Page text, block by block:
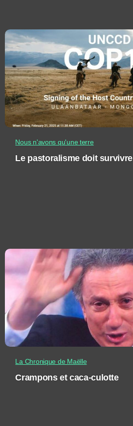
Nous n'avons qu'une terre
Le pastoralisme doit survivre
La Chronique de Maëlle
Crampons et caca-culotte